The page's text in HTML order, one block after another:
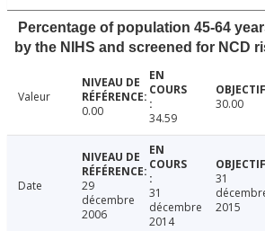
Percentage of population 45-64
by the NIHS and screened for NCD
Valeur
0.00
34.59
30.00
Date
29
décembre
2006
31
décembre
2014
31
2015